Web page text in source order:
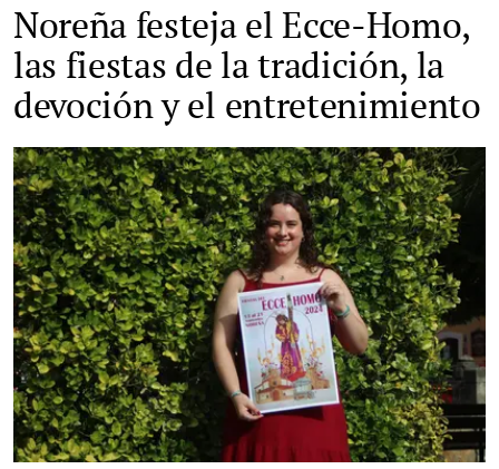
Noreña festeja el Ecce-Homo,
las fiestas de la tradición, la
devoción y el entretenimiento